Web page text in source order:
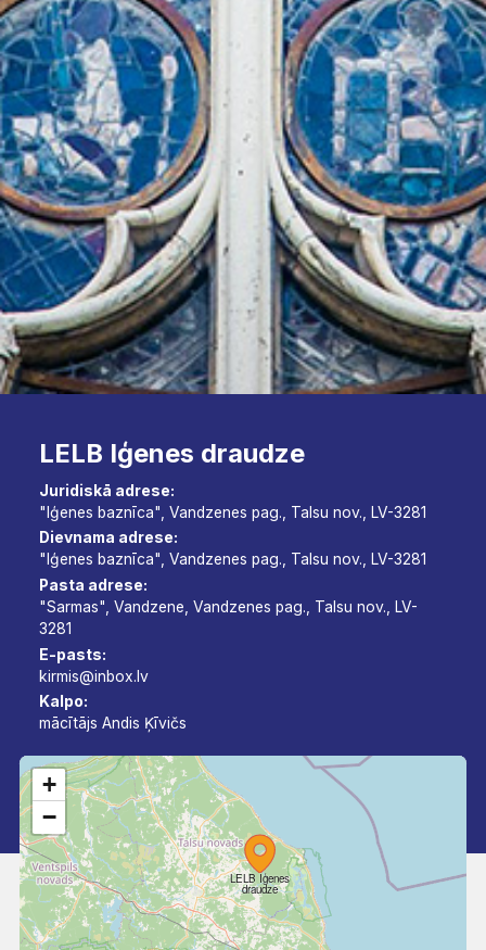
LELB Iģenes draudze
Juridiskā adrese:
"Iģenes baznīca", Vandzenes pag., Talsu nov., LV-3281
Dievnama adrese:
"Iģenes baznīca", Vandzenes pag., Talsu nov., LV-3281
Pasta adrese:
"Sarmas", Vandzene, Vandzenes pag., Talsu nov., LV-
3281
E-pasts:
kirmis@inbox.lv
Kalpo:
mācītājs Andis Ķīvičs
LELB Iģenes
draudze
+
−